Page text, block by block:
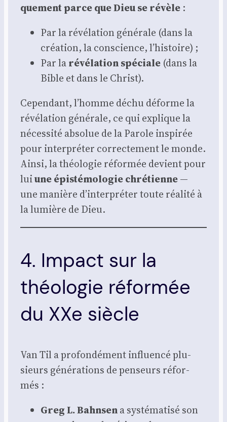
que­ment parce que Dieu se révèle :
Par la révé­la­tion géné­rale (dans la
créa­tion, la conscience, l’histoire) ;
Par larévé­la­tion spé­ciale (dans la
Bible et dans le Christ).
Cepen­dant, l’homme déchu déforme la
révé­la­tion géné­rale, ce qui explique la
néces­si­té abso­lue de la Parole ins­pi­rée
pour inter­pré­ter cor­rec­te­ment le monde.
Ain­si, la théo­lo­gie réfor­mée devient pour
luiune épis­té­mo­lo­gie chré­tienne—
une manière d’interpréter toute réa­li­té à
la lumière de Dieu.
4. Impact sur la
théologie réformée
du XXe siècle
Van Til a pro­fon­dé­ment influen­cé plu­
sieurs géné­ra­tions de pen­seurs réfor­
més :
Greg L. Bahn­sena sys­té­ma­ti­sé son